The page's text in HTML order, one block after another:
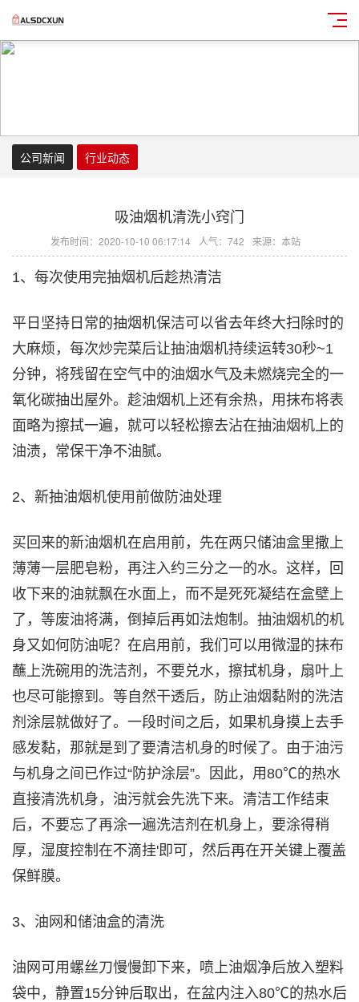
公司新闻 行业动态
吸油烟机清洗小窍门
发布时间：2020-10-10 06:17:14 人气：742 来源：本站
1、每次使用完抽烟机后趁热清洁
平日坚持日常的抽烟机保洁可以省去年终大扫除时的
大麻烦，每次炒完菜后让抽油烟机持续运转30秒~1
分钟，将残留在空气中的油烟水气及未燃烧完全的一
氧化碳抽出屋外。趁油烟机上还有余热，用抹布将表
面略为擦拭一遍，就可以轻松擦去沾在抽油烟机上的
油渍，常保干净不油腻。
2、新抽油烟机使用前做防油处理
买回来的新油烟机在启用前，先在两只储油盒里撒上
薄薄一层肥皂粉，再注入约三分之一的水。这样，回
收下来的油就飘在水面上，而不是死死凝结在盒壁上
了，等废油将满，倒掉后再如法炮制。抽油烟机的机
身又如何防油呢？在启用前，我们可以用微湿的抹布
蘸上洗碗用的洗洁剂，不要兑水，擦拭机身，扇叶上
也尽可能擦到。等自然干透后，防止油烟黏附的洗洁
剂涂层就做好了。一段时间之后，如果机身摸上去手
感发黏，那就是到了要清洁机身的时候了。由于油污
与机身之间已作过“防护涂层”。因此，用80℃的热水
直接清洗机身，油污就会先洗下来。清洁工作结束
后，不要忘了再涂一遍洗洁剂在机身上，要涂得稍
厚，湿度控制在不滴挂'即可，然后再在开关键上覆盖
保鲜膜。
3、油网和储油盒的清洗
油网可用螺丝刀慢慢卸下来，喷上油烟净后放入塑料
袋中，静置15分钟后取出，在盆内注入80℃的热水后